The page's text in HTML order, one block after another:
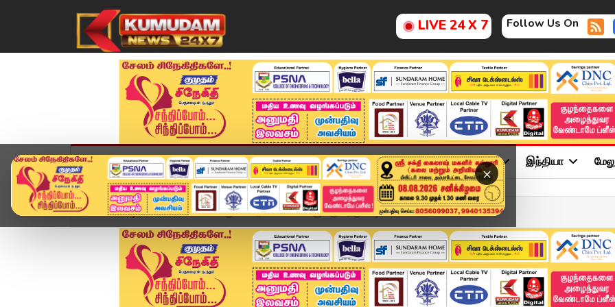
LIVE 24 X 7 Follow Us On
×
முகப்பு விளையாட்டு அண்மை தமிழ்நாடு சினிமா அரசியல் விளையாட்டு இந்தியா
Home வீடியோ ஸ்டோரி "SIR மூலம் அரசியல் கட்சிகளுக்கு நெருக்கடி" - கொ...